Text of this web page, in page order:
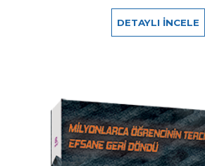
DETAYLI İNCELE